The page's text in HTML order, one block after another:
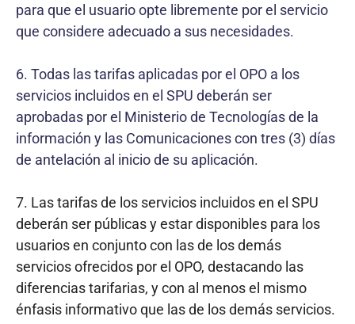
para que el usuario opte libremente por el servicio
que considere adecuado a sus necesidades.
6. Todas las tarifas aplicadas por el OPO a los
servicios incluidos en el SPU deberán ser
aprobadas por el Ministerio de Tecnologías de la
información y las Comunicaciones con tres (3) días
de antelación al inicio de su aplicación.
7. Las tarifas de los servicios incluidos en el SPU
deberán ser públicas y estar disponibles para los
usuarios en conjunto con las de los demás
servicios ofrecidos por el OPO, destacando las
diferencias tarifarias, y con al menos el mismo
énfasis informativo que las de los demás servicios.